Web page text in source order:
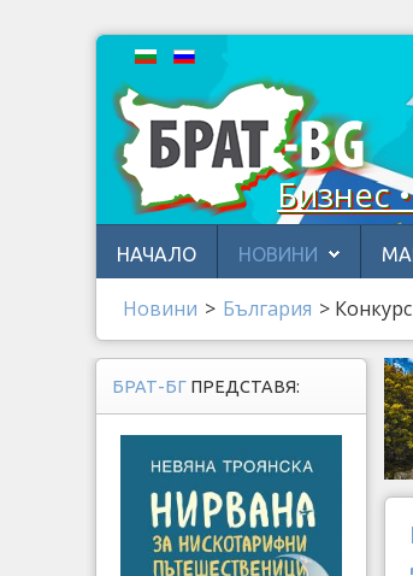
Бизнес
НАЧАЛО НОВИНИ
Новини > България >
БРАТ-БГ ПРЕДСТАВЯ: